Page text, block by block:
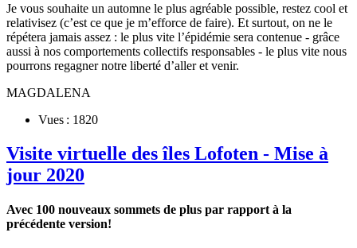
Je vous souhaite un automne le plus agréable possible, restez cool et
relativisez (c’est ce que je m’efforce de faire). Et surtout, on ne le
répétera jamais assez : le plus vite l’épidémie sera contenue - grâce
aussi à nos comportements collectifs responsables - le plus vite nous
pourrons regagner notre liberté d’aller et venir.
MAGDALENA
Vues : 1820
Visite virtuelle des îles Lofoten - Mise à
jour 2020
Avec 100 nouveaux sommets de plus par rapport à la
précédente version!